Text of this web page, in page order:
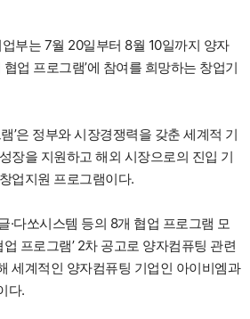
부는 7월 20일부터 8월 10일까지 양자
업 프로그램’에 참여를 희망하는 창업기
’은 정부와 시장경쟁력을 갖춘 세계적 기
장을 지원하고 해외 시장으로의 진입 기
업지원 프로그램이다.
·다쏘시스템 등의 8개 협업 프로그램 모
프로그램’ 2차 공고로 양자컴퓨팅 관련
세계적인 양자컴퓨팅 기업인 아이비엠과
다.